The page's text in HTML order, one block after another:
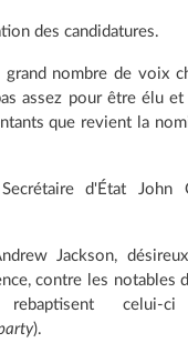
des candidatures.
nombre de voix
assez pour être élu
que revient la
d'État John
Jackson,
contre les notables
celui-
).